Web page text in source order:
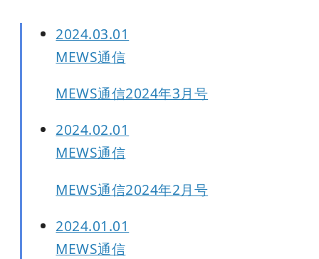
2024.03.01
MEWS通信
MEWS通信2024年3月号
2024.02.01
MEWS通信
MEWS通信2024年2月号
2024.01.01
MEWS通信